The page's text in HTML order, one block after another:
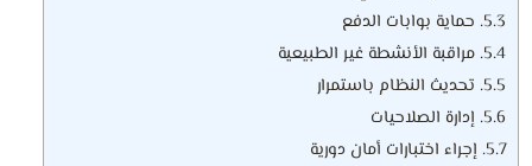
5.3. حماية بوابات الدفع
5.4. مراقبة الأنشطة غير الطبيعية
5.5. تحديث النظام باستمرار
5.6. إدارة الصلاحيات
5.7. إجراء اختبارات أمان دورية